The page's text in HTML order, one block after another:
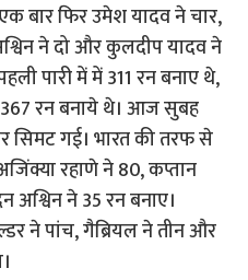
बार फिर उमेश यादव ने चार,
ने दो और कुलदीप यादव ने
पारी में में 311 रन बनाए थे,
रन बनाये थे। आज सुबह
सिमट गई। भारत की तरफ से
रहाणे ने 80, कप्तान
अश्विन ने 35 रन बनाए।
ने पांच, गैब्रियल ने तीन और